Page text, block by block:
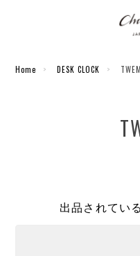
Home DESK CLOCK
出品されてい